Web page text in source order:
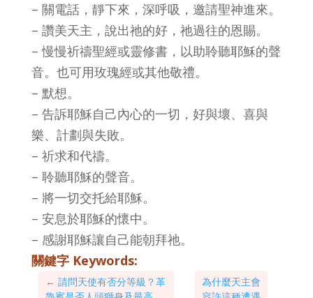
– 關電話，靜下來，深呼吸，邀請聖神進來。
– 讚美天主，說出祂的好，祂過往的恩賜。
– 慢慢祈禱聖經或靈修書，以助聆聽耶穌的聲
音。也可用玫瑰經或其他敬禮。
– 默想。
– 告訴耶穌自己內心的一切，好與壞、喜與
樂、計劃與失敗。
– 祈求和代禱。
– 聆聽耶穌的聲音。
– 將一切交托給耶穌。
– 安息於耶穌的懷中。
– 感謝耶穌讓自己能朝拜祂。
關鍵字 Keywords:
← 請問天使有否分等級？革
為什麼天主會